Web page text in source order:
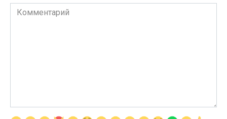
Комментарий